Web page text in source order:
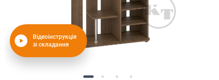
Відеоінструкція
зі складання